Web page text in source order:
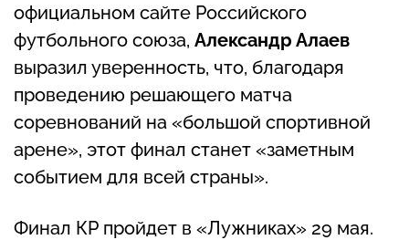
официальном сайте Российского
футбольного союза, Александр Алаев
выразил уверенность, что, благодаря
проведению решающего матча
соревнований на «большой спортивной
арене», этот финал станет «заметным
событием для всей страны».
Финал КР пройдет в «Лужниках» 29 мая.